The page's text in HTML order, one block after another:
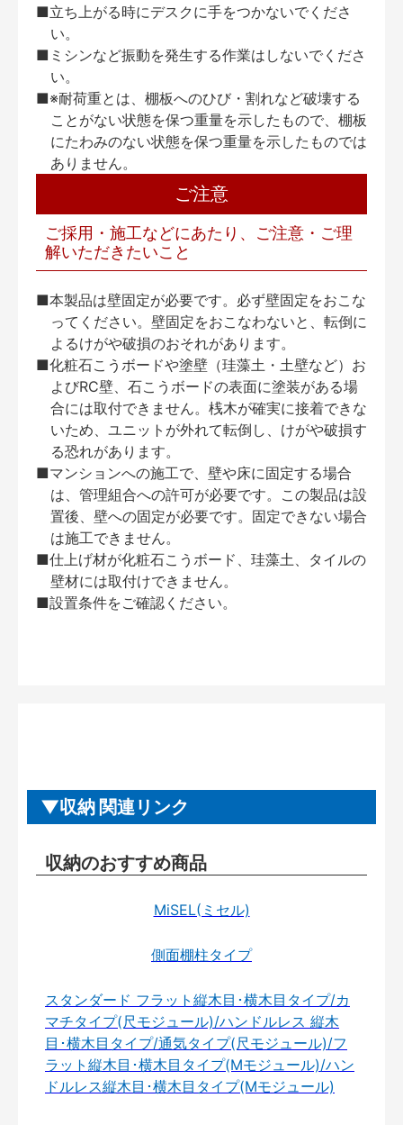
■立ち上がる時にデスクに手をつかないでくださ
い。
■ミシンなど振動を発生する作業はしないでくださ
い。
■※耐荷重とは、棚板へのひび・割れなど破壊する
ことがない状態を保つ重量を示したもので、棚板
にたわみのない状態を保つ重量を示したものでは
ありません。
ご注意
ご採用・施工などにあたり、ご注意・ご理
解いただきたいこと
■本製品は壁固定が必要です。必ず壁固定をおこな
ってください。壁固定をおこなわないと、転倒に
よるけがや破損のおそれがあります。
■化粧石こうボードや塗壁（珪藻土・土壁など）お
よびRC壁、石こうボードの表面に塗装がある場
合には取付できません。桟木が確実に接着できな
いため、ユニットが外れて転倒し、けがや破損す
る恐れがあります。
■マンションへの施工で、壁や床に固定する場合
は、管理組合への許可が必要です。この製品は設
置後、壁への固定が必要です。固定できない場合
は施工できません。
■仕上げ材が化粧石こうボード、珪藻土、タイルの
壁材には取付けできません。
■設置条件をご確認ください。
収納 関連リンク
収納のおすすめ商品
MiSEL(ミセル)
側面棚柱タイプ
スタンダード フラット縦木目･横木目タイプ/カ
マチタイプ(尺モジュール)/ハンドルレス 縦木
目･横木目タイプ/通気タイプ(尺モジュール)/フ
ラット縦木目･横木目タイプ(Mモジュール)/ハン
ドルレス縦木目･横木目タイプ(Mモジュール)